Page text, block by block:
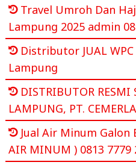
Travel Umroh Dan
Lampung 2025 admin
Distributor JUAL
Lampung
DISTRIBUTOR RESMI
LAMPUNG, PT.
Jual Air Minum Galon
AIR MINUM ) 0813 7779